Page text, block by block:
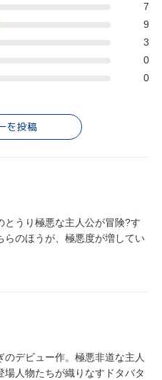
7
9
3
0
0
を投稿
とうり極悪な主人公が冒険?す
らのほうが、極悪度が増してい
デビュー作。極悪非道な主人
人物たちが織りなすドタバタ